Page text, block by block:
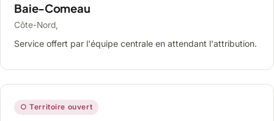
Baie-Comeau
Côte-Nord,
Service offert par l'équipe centrale en attendant l'attribution.
○ Territoire ouvert